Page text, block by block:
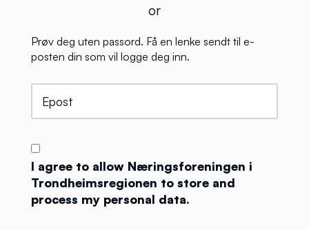
or
Prøv deg uten passord. Få en lenke sendt til e-
posten din som vil logge deg inn.
I agree to allow Næringsforeningen i
Trondheimsregionen to store and
process my personal data.